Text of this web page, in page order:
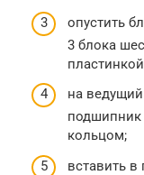
опустить
3 блока
на
подшипник
кольцом;
вставить в